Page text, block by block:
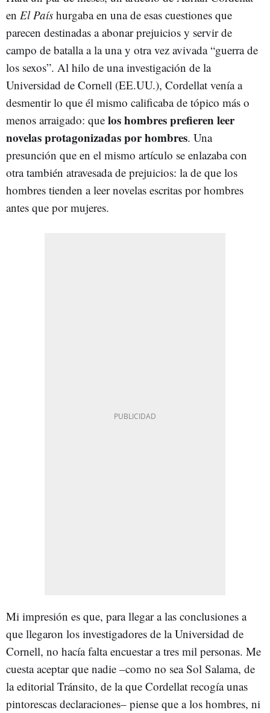
en El País hurgaba en una de esas cuestiones que
parecen destinadas a abonar prejuicios y servir de
campo de batalla a la una y otra vez avivada “guerra de
los sexos”. Al hilo de una investigación de la
Universidad de Cornell (EE.UU.), Cordellat venía a
desmentir lo que él mismo calificaba de tópico más o
menos arraigado: que los hombres prefieren leer
novelas protagonizadas por hombres. Una
presunción que en el mismo artículo se enlazaba con
otra también atravesada de prejuicios: la de que los
hombres tienden a leer novelas escritas por hombres
antes que por mujeres.
Mi impresión es que, para llegar a las conclusiones a
que llegaron los investigadores de la Universidad de
Cornell, no hacía falta encuestar a tres mil personas. Me
cuesta aceptar que nadie –como no sea Sol Salama, de
la editorial Tránsito, de la que Cordellat recogía unas
pintorescas declaraciones– piense que a los hombres, ni